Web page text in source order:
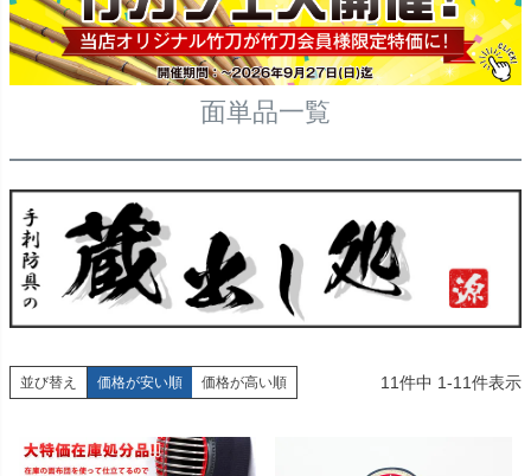
面単品一覧
並び替え 価格が安い順 価格が高い順 11件中 1-11件表示